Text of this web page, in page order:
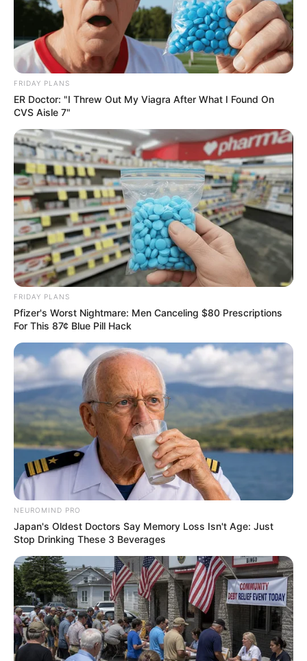
ดูดวง
วันที่ 1 ส.ค. 2569 วันคล้ายวันสำเร็จ
มรรคผลพระโพธิสัตว์กวนอิม
สีมงคล
แจกตาราง สีมงคลตามราศี 2569 ประจำ
เดือนสิงหาคม โดย อ.รักษ์ เลขเด็ด
สีมงคล
สีมงคล
แจกตาราง สีมงคลตามราศี 2569 ประจำ
เดือนกรกฎาคม โดย อ.รักษ์ เลขเด็ด
สีมงคล
แจกตาราง สีมงคลตามราศี 2569 ประจำ
เดือนมิถุนายน โดย อ.รักษ์ เลขเด็ด
เว็บไซต์นี้ใช้คุกกี้
เพื่อการนำเสนอเนื้อหาที่ดี รวมถึงการจัดการข้อมูลส่วนบุคคล เพื่อให้คุณได้รับ
ประสบการณ์ที่ดีบนบริการของเว็บไซต์เรา หากคุณใช้บริการเว็บไซต์นี้ต่อไปโดย
ไม่มีการปรับตั้งค่าใดๆนั้น แสดงว่าคุณยอมรับนโยบายคุกกี้และนโยบายส่วน
บุคคลของเรา
ยอมรับ เรียนรู้เพิ่มเติม
FRIDAY PLANS
ER Doctor: "I Threw Out My Viagra After What I Found On
CVS Aisle 7"
FRIDAY PLANS
Pfizer's Worst Nightmare: Men Canceling $80 Prescriptions
For This 87¢ Blue Pill Hack
NEUROMIND PRO
Japan's Oldest Doctors Say Memory Loss Isn't Age: Just
Stop Drinking These 3 Beverages